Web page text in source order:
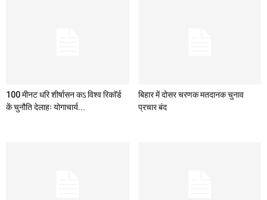
100 मीनट धरि शीर्षासन कऽ विश्व रिकाॅर्ड
कें चुनौति देलाहः योगाचार्य...
बिहार में दोसर चरणक मतदानक चुनाव
प्रचार बंद